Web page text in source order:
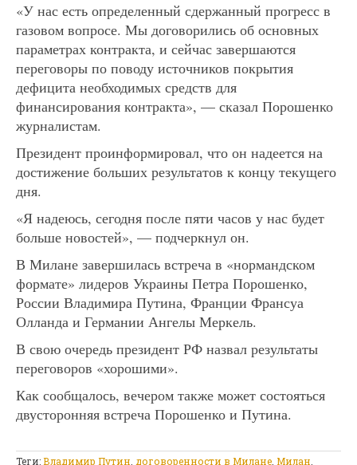
«У нас есть определенный сдержанный прогресс в
газовом вопросе. Мы договорились об основных
параметрах контракта, и сейчас завершаются
переговоры по поводу источников покрытия
дефицита необходимых средств для
финансирования контракта», — сказал Порошенко
журналистам.
Президент проинформировал, что он надеется на
достижение больших результатов к концу текущего
дня.
«Я надеюсь, сегодня после пяти часов у нас будет
больше новостей», — подчеркнул он.
В Милане завершилась встреча в «нормандском
формате» лидеров Украины Петра Порошенко,
России Владимира Путина, Франции Франсуа
Олланда и Германии Ангелы Меркель.
В свою очередь президент РФ назвал результаты
переговоров «хорошими».
Как сообщалось, вечером также может состояться
двусторонняя встреча Порошенко и Путина.
Теги:Владимир Путин договоренности в Милане Милан